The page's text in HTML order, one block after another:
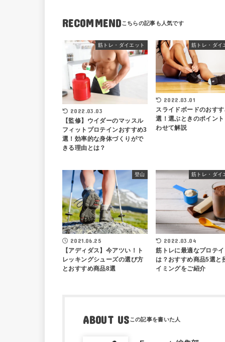
RECOMMEND
筋トレ・ダイエット
2022.03.03
【監修】ウイダーのマッスル
フィットプロテインおすすめ3
選！効率的な身体づくりがで
きる理由とは？
筋トレ・ダイ
2022.03.01
スライドボードのおす
選！選ぶときのポイン
わせて解説
登山
2021.06.25
【アディダス】今アツい！ト
レッキングシューズの選び方
とおすすめ商品8選
筋トレ・ダイ
2022.03.04
筋トレに最適なプロテ
は？おすすめ商品5選と
イミングをご紹介
ABOUT US